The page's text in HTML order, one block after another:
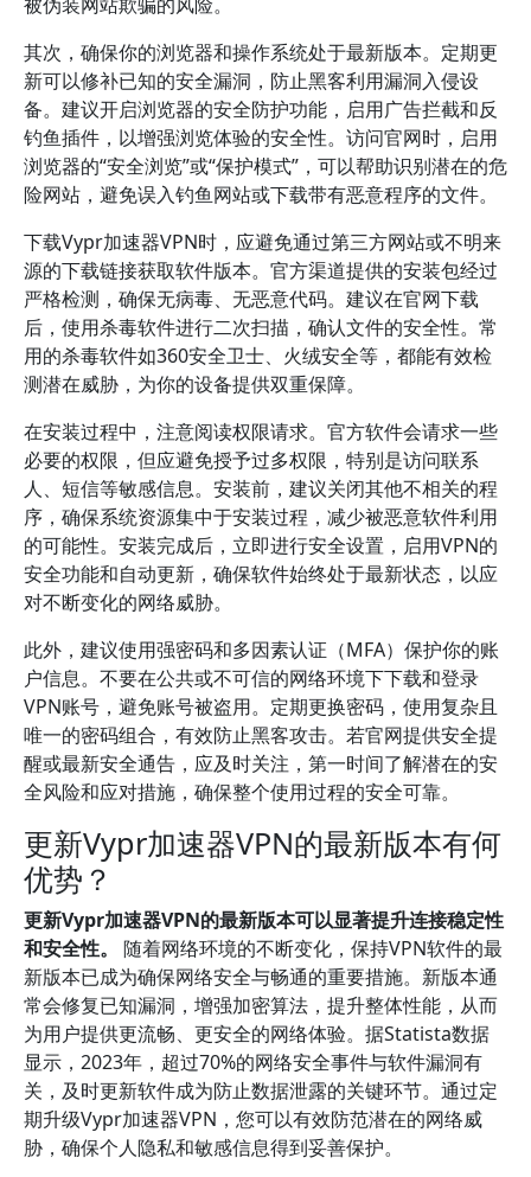
其次，确保你的浏览器和操作系统处于最新版本。定期更
新可以修补已知的安全漏洞，防止黑客利用漏洞入侵设
备。建议开启浏览器的安全防护功能，启用广告拦截和反
钓鱼插件，以增强浏览体验的安全性。访问官网时，启用
浏览器的“安全浏览”或“保护模式”，可以帮助识别潜在的危
险网站，避免误入钓鱼网站或下载带有恶意程序的文件。
下载Vypr加速器VPN时，应避免通过第三方网站或不明来
源的下载链接获取软件版本。官方渠道提供的安装包经过
严格检测，确保无病毒、无恶意代码。建议在官网下载
后，使用杀毒软件进行二次扫描，确认文件的安全性。常
用的杀毒软件如360安全卫士、火绒安全等，都能有效检
测潜在威胁，为你的设备提供双重保障。
在安装过程中，注意阅读权限请求。官方软件会请求一些
必要的权限，但应避免授予过多权限，特别是访问联系
人、短信等敏感信息。安装前，建议关闭其他不相关的程
序，确保系统资源集中于安装过程，减少被恶意软件利用
的可能性。安装完成后，立即进行安全设置，启用VPN的
安全功能和自动更新，确保软件始终处于最新状态，以应
对不断变化的网络威胁。
此外，建议使用强密码和多因素认证（MFA）保护你的账
户信息。不要在公共或不可信的网络环境下下载和登录
VPN账号，避免账号被盗用。定期更换密码，使用复杂且
唯一的密码组合，有效防止黑客攻击。若官网提供安全提
醒或最新安全通告，应及时关注，第一时间了解潜在的安
全风险和应对措施，确保整个使用过程的安全可靠。
更新Vypr加速器VPN的最新版本有何
优势？
更新Vypr加速器VPN的最新版本可以显著提升连接稳定性
和安全性。
随着网络环境的不断变化，保持VPN软件的最
新版本已成为确保网络安全与畅通的重要措施。新版本通
常会修复已知漏洞，增强加密算法，提升整体性能，从而
为用户提供更流畅、更安全的网络体验。据Statista数据
显示，2023年，超过70%的网络安全事件与软件漏洞有
关，及时更新软件成为防止数据泄露的关键环节。通过定
期升级Vypr加速器VPN，您可以有效防范潜在的网络威
胁，确保个人隐私和敏感信息得到妥善保护。